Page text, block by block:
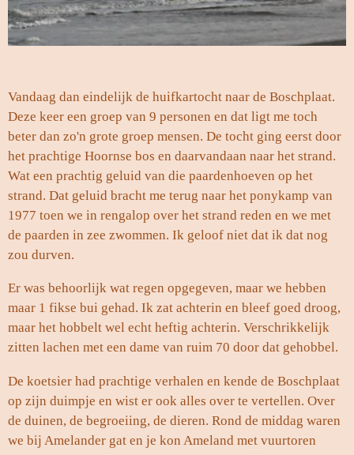
Vandaag dan eindelijk de huifkartocht naar de Boschplaat.
Deze keer een groep van 9 personen en dat ligt me toch
beter dan zo'n grote groep mensen. De tocht ging eerst door
het prachtige Hoornse bos en daarvandaan naar het strand.
Wat een prachtig geluid van die paardenhoeven op het
strand. Dat geluid bracht me terug naar het ponykamp van
1977 toen we in rengalop over het strand reden en we met
de paarden in zee zwommen. Ik geloof niet dat ik dat nog
zou durven.
Er was behoorlijk wat regen opgegeven, maar we hebben
maar 1 fikse bui gehad. Ik zat achterin en bleef goed droog,
maar het hobbelt wel echt heftig achterin. Verschrikkelijk
zitten lachen met een dame van ruim 70 door dat gehobbel.
De koetsier had prachtige verhalen en kende de Boschplaat
op zijn duimpje en wist er ook alles over te vertellen. Over
de duinen, de begroeiing, de dieren. Rond de middag waren
we bij Amelander gat en je kon Ameland met vuurtoren